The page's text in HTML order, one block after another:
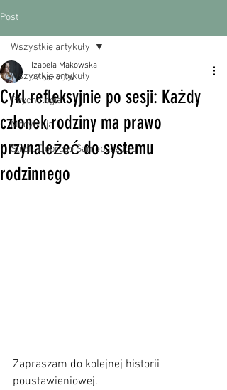
Post
Wszystkie artykuły
Psychologia
Medytacja
Strefa Dobrego Samopoczucia
Wszystkie artykuły
Cykl refleksyjnie po sesji: Każdy
członek rodziny ma prawo
przynależeć do systemu
rodzinnego
Izabela Makowska
27 paź 2024
Zapraszam do kolejnej historii
poustawieniowej.